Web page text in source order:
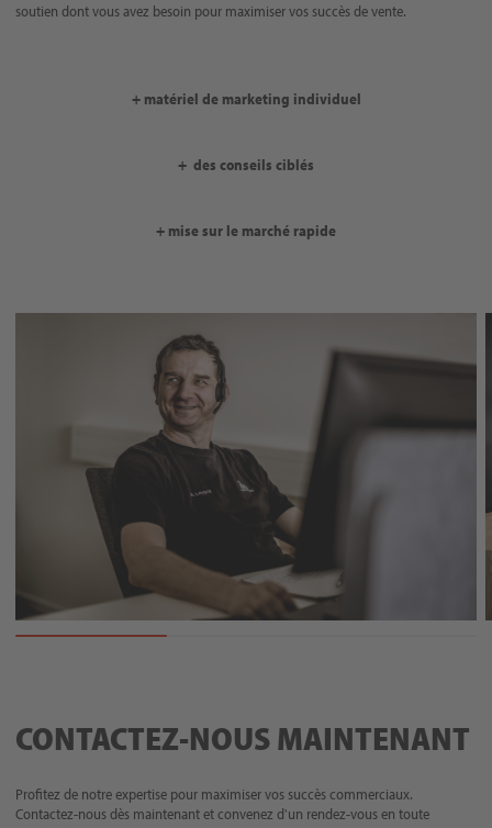
soutien dont vous avez besoin pour maximiser vos succès de vente.
+ matériel de marketing individuel
+ des conseils ciblés
+ mise sur le marché rapide
CONTACTEZ-NOUS MAINTENANT
Profitez de notre expertise pour maximiser vos succès commerciaux.
Contactez-nous dès maintenant et convenez d'un rendez-vous en toute